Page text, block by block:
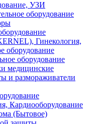
УЗИ
оборудование
Гинекология,
оборудование
оборудование
медицинские
и размораживатели
Кардиооборудование
(Бытовое)